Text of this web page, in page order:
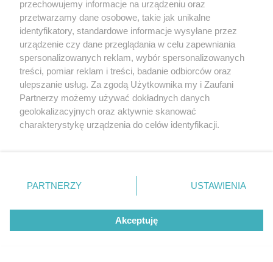
Ten objaw często
przypisuje się
zaparciom. Może
jednak wskazywać
na chorobę jelita
Dwaj bracia, ta
sama ciężka
choroba. Wszystko
13 lat. Naukowcy
wskazali kluczowe
REDAKTOR NACZELNA
POLECA
przechowujemy informacje na urządzeniu oraz
przetwarzamy dane osobowe, takie jak unikalne
identyfikatory, standardowe informacje wysyłane przez
urządzenie czy dane przeglądania w celu zapewniania
spersonalizowanych reklam, wybór spersonalizowanych
treści, pomiar reklam i treści, badanie odbiorców oraz
ulepszanie usług. Za zgodą Użytkownika my i Zaufani
Partnerzy możemy używać dokładnych danych
geolokalizacyjnych oraz aktywnie skanować
charakterystykę urządzenia do celów identyfikacji.
zmienić/wycofać klikając przycisk ustawień prywatności
znajdujący się w lewym dolnym rogu strony
rodzaje przetwarzania danych nie wymagają zgody
użytkownika, ale masz prawo sprzeciwić się takiemu
przetwarzaniu. Preferencje będą miały zastosowanie tylko
PARTNERZY USTAWIENIA
Akceptuję